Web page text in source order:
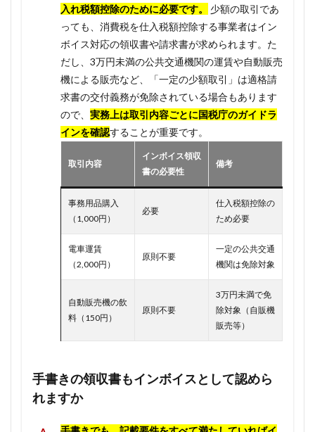
入れ税額控除のために必要です。
少額の取引であ
っても、消費税を仕入税額控除する事業者はイン
ボイス対応の領収書や請求書が求められます。た
だし、3万円未満の公共交通機関の運賃や自動販売
機による販売など、「一定の少額取引」は適格請
求書の交付義務が免除されている場合もあります
ので、 実務上は取引内容ごとに国税庁のガイドラ
インを確認することが重要です。
取引内容
インボイス領収
書の必要性
備考
事務用品購入
（1,000円）
必要
仕入税額控除の
ため必要
電車運賃
（2,000円）
原則不要
一定の公共交通
機関は免除対象
自動販売機の飲
料（150円）
原則不要
3万円未満で免
除対象（自販機
販売等）
手書きの領収書もインボイスとして認めら
れますか